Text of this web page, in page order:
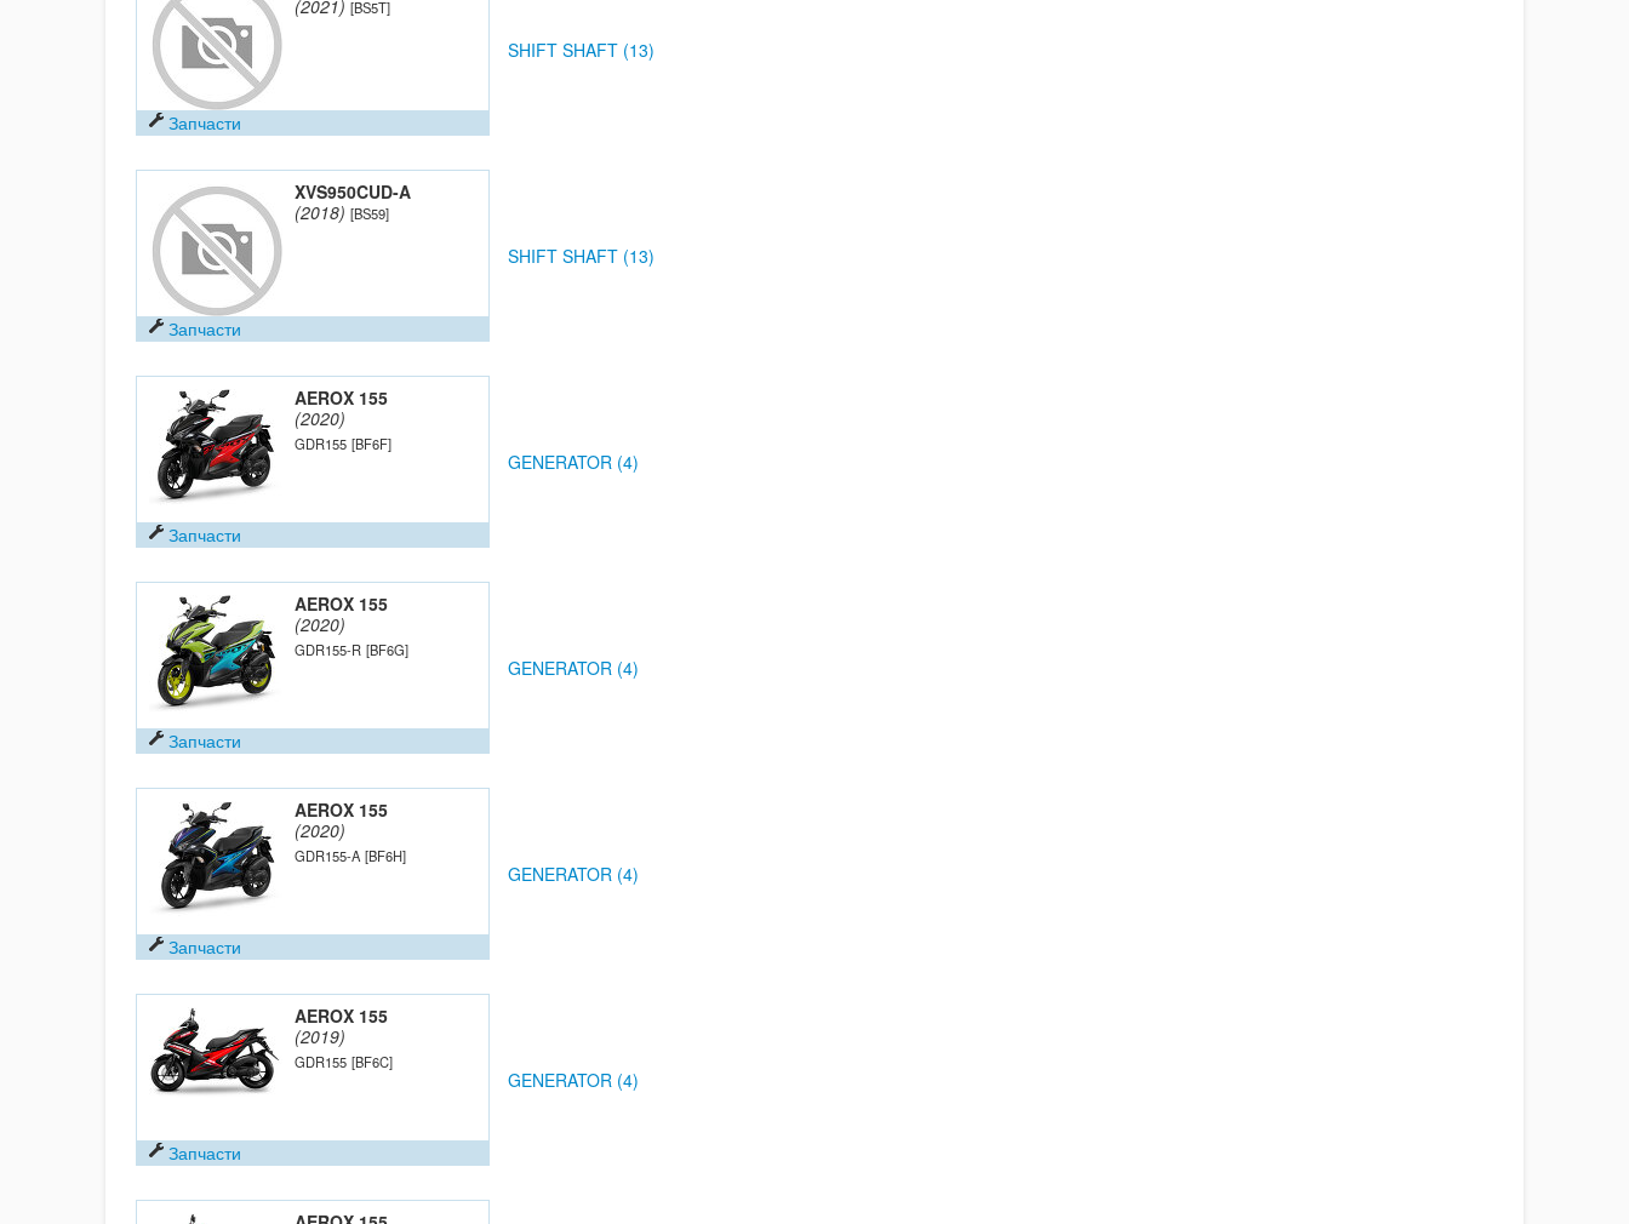
(2021) [BS5T]
Запчасти
SHIFT SHAFT (13)
XVS950CUD-A
(2018) [BS59]
Запчасти
SHIFT SHAFT (13)
AEROX 155
(2020)
GDR155 [BF6F]
Запчасти
GENERATOR (4)
AEROX 155
(2020)
GDR155-R [BF6G]
Запчасти
GENERATOR (4)
AEROX 155
(2020)
GDR155-A [BF6H]
Запчасти
GENERATOR (4)
AEROX 155
(2019)
GDR155 [BF6C]
Запчасти
GENERATOR (4)